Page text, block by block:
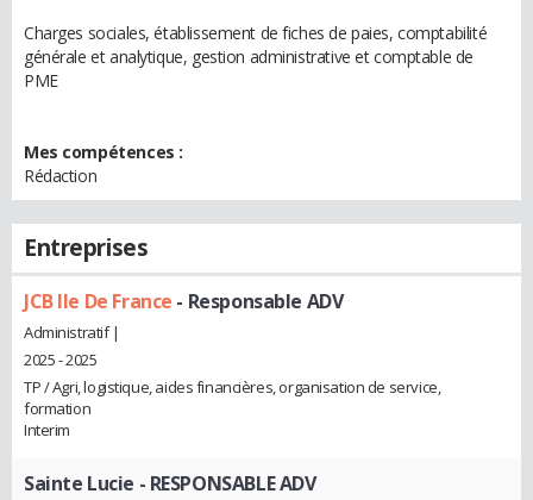
Charges sociales, établissement de fiches de paies, comptabilité
générale et analytique, gestion administrative et comptable de
PME
Mes compétences :
Rédaction
Entreprises
JCB Ile De France - Responsable ADV
Administratif |
2025 - 2025
TP / Agri, logistique, aides financières, organisation de service,
formation
Interim
Sainte Lucie - RESPONSABLE ADV